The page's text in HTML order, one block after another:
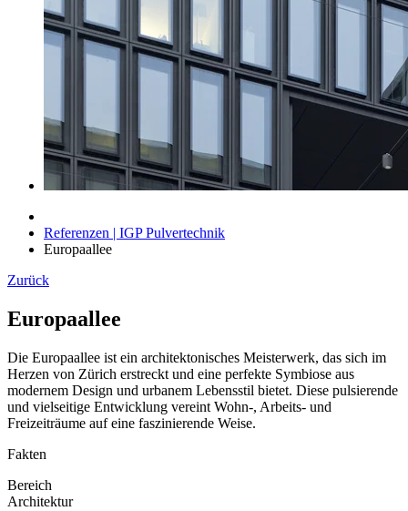
Referenzen | IGP Pulvertechnik
Europaallee
Zurück
Europaallee
Die Europaallee ist ein architektonisches Meisterwerk, das sich im
Herzen von Zürich erstreckt und eine perfekte Symbiose aus
modernem Design und urbanem Lebensstil bietet. Diese pulsierende
und vielseitige Entwicklung vereint Wohn-, Arbeits- und
Freizeiträume auf eine faszinierende Weise.
Fakten
Bereich
Architektur